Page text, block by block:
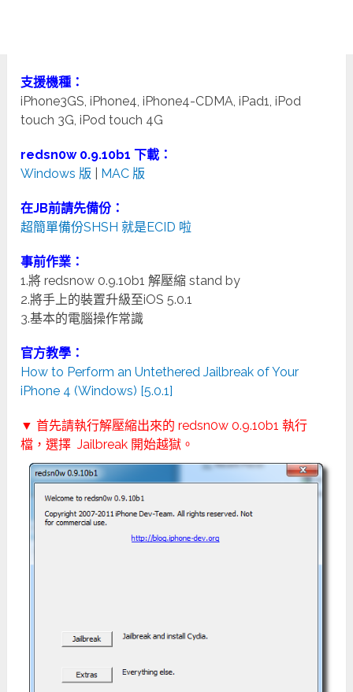
支援機種：
iPhone3GS, iPhone4, iPhone4-CDMA, iPad1, iPod
touch 3G, iPod touch 4G
redsn0w 0.9.10b1 下載：
Windows 版
MAC 版
在JB前請先備份：
超簡單備份SHSH 就是ECID 啦
事前作業：
1.將 redsnow 0.9.10b1 解壓縮 stand by
2.將手上的裝置升級至iOS 5.0.1
3.基本的電腦操作常識
官方教學：
How to Perform an Untethered Jailbreak of Your
iPhone 4 (Windows) [5.0.1]
▼ 首先請執行解壓縮出來的 redsn0w 0.9.10b1 執行
檔，選擇 Jailbreak 開始越獄。